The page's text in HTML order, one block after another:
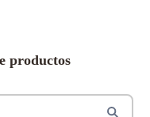
productos